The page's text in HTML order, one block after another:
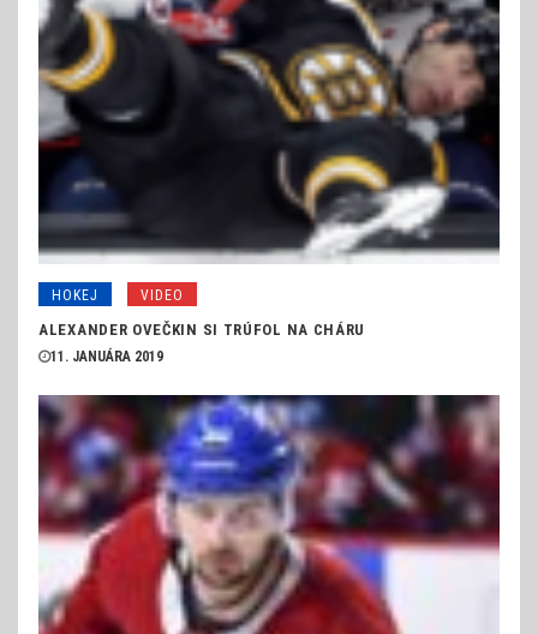
HOKEJ VIDEO
ALEXANDER OVEČKIN SI TRÚFOL NA CHÁRU
11. JANUÁRA 2019